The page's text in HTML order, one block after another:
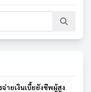
ายเงินเบี้ยยังชีพผู้สูง